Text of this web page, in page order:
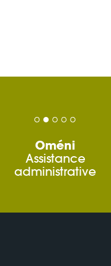
Oméni
Assistance
administrative